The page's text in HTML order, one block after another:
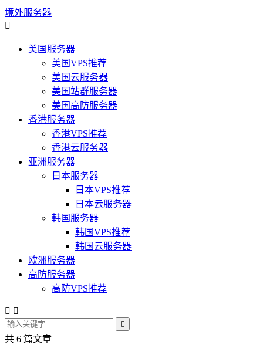
境外服务器

美国服务器
美国VPS推荐
美国云服务器
美国站群服务器
美国高防服务器
香港服务器
香港VPS推荐
香港云服务器
亚洲服务器
日本服务器
日本VPS推荐
日本云服务器
韩国服务器
韩国VPS推荐
韩国云服务器
欧洲服务器
高防服务器
高防VPS推荐
 

共 6 篇文章